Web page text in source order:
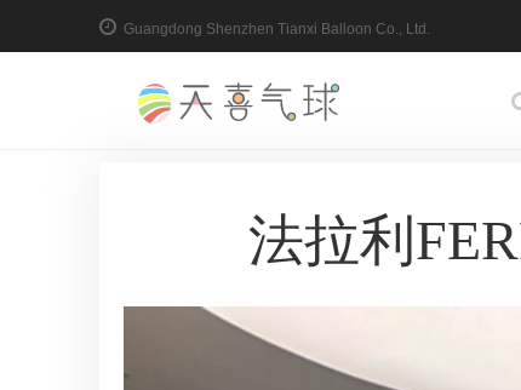
Guangdong Shenzhen Tianxi Balloon Co., Ltd.
法拉利